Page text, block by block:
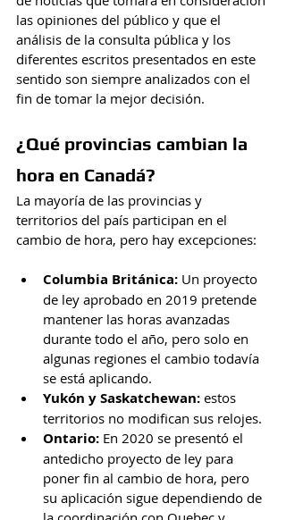
las opiniones del público y que el
análisis de la consulta pública y los
diferentes escritos presentados en este
sentido son siempre analizados con el
fin de tomar la mejor decisión.
¿Qué provincias cambian la
hora en Canadá?
La mayoría de las provincias y
territorios del país participan en el
cambio de hora, pero hay excepciones:
Columbia Británica: Un proyecto
de ley aprobado en 2019 pretende
mantener las horas avanzadas
durante todo el año, pero solo en
algunas regiones el cambio todavía
se está aplicando.
Yukón y Saskatchewan: estos
territorios no modifican sus relojes.
Ontario: En 2020 se presentó el
antedicho proyecto de ley para
poner fin al cambio de hora, pero
su aplicación sigue dependiendo de